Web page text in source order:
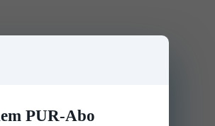
PUR-Abo